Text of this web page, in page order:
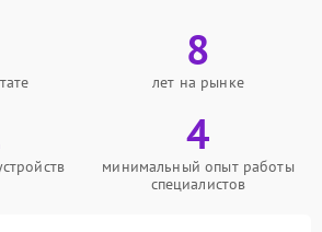
8
лет на рынке
4
минимальный опыт работы
специалистов